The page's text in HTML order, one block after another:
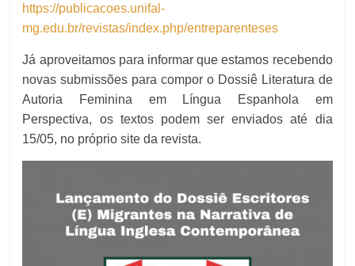
https://publicacoes.unifal-
mg.edu.br/revistas/index.php/entreparenteses
Já aproveitamos para informar que estamos recebendo
novas submissões para compor o Dossiê Literatura de
Autoria Feminina em Língua Espanhola em
Perspectiva, os textos podem ser enviados até dia
15/05, no próprio site da revista.